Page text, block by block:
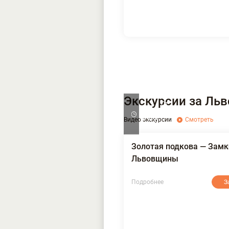
Экскурсии за
Видео экскурсии Смотреть
часов
От
Золотая подкова —
Львовщины
Подробнее